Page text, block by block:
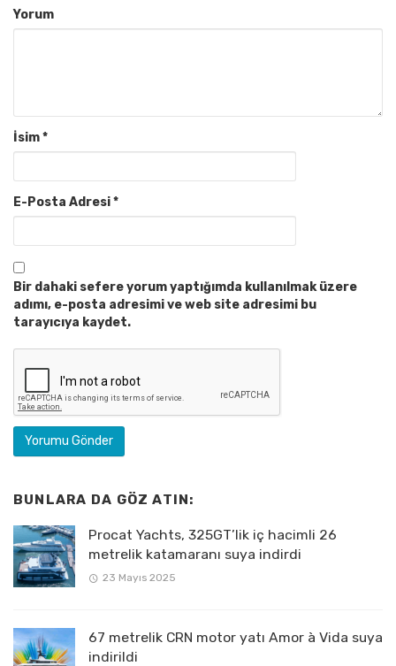
Yorum
İsim*
E-Posta Adresi*
Bir dahaki sefere yorum yaptığımda kullanılmak üzere
adımı, e-posta adresimi ve web site adresimi bu
tarayıcıya kaydet.
BUNLARA DA GÖZ ATIN:
Procat Yachts, 325GT’lik iç hacimli 26
metrelik katamaranı suya indirdi
23 Mayıs 2025
67 metrelik CRN motor yatı Amor à Vida suya
indirildi